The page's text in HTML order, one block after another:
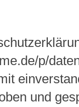
p/
und